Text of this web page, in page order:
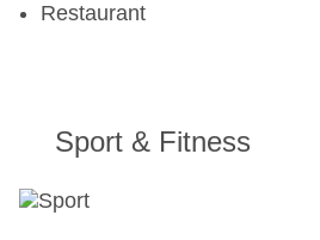
Restaurant
Sport & Fitness